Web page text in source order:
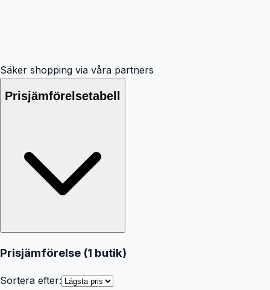
Säker shopping via våra partners
Prisjämförelsetabell
Prisjämförelse (1 butik)
Sortera efter: